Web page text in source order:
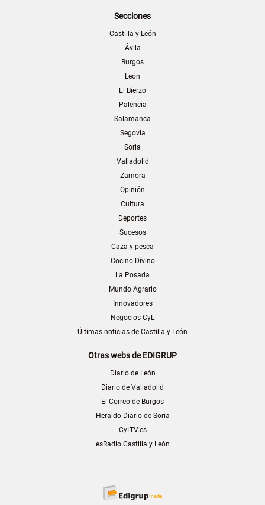
Secciones
Castilla y León
Ávila
Burgos
León
El Bierzo
Palencia
Salamanca
Segovia
Soria
Valladolid
Zamora
Opinión
Cultura
Deportes
Sucesos
Caza y pesca
Cocino Divino
La Posada
Mundo Agrario
Innovadores
Negocios CyL
Últimas noticias de Castilla y León
Otras webs de EDIGRUP
Diario de León
Diario de Valladolid
El Correo de Burgos
Heraldo-Diario de Soria
CyLTV.es
esRadio Castilla y León